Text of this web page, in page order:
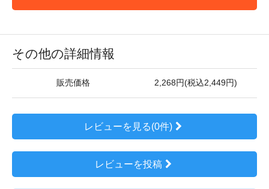
その他の詳細情報
販売価格 2,268円(税込2,449円)
レビューを見る(0件)
レビューを投稿